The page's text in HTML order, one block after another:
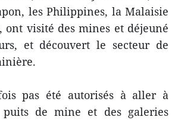
les Philippines, la Malaisie
ont visité des mines et déjeuné
et découvert le secteur de
pas été autorisés à aller à
de mine et des galeries